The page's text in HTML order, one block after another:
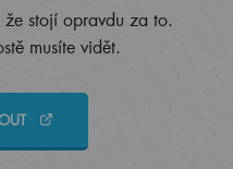
stojí opravdu za to.
musíte vidět.